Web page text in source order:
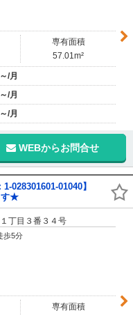
専有面積
57.01m²
/月
/月
/月
WEBからお問合せ
028301601-01040】
す★
丁目３番３４号
歩5分
専有面積